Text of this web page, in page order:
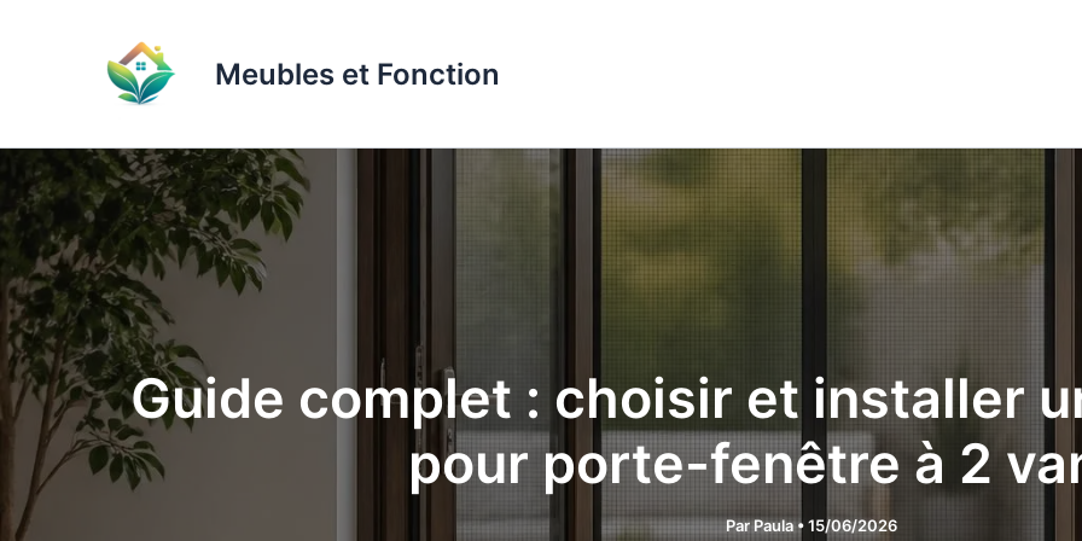
Meubles et Fonction
Guide complet : choisir et installer
pour porte-fenêtre à 2
ParPaula•15/06/2026